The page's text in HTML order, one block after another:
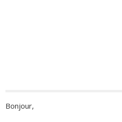
Bonjour,